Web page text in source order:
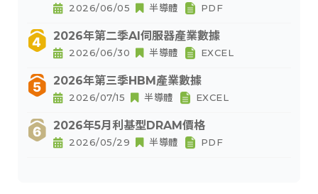
2026/06/05 半導體 PDF
2026年第二季AI伺服器產業數據
2026/06/30 半導體 EXCEL
2026年第三季HBM產業數據
2026/07/15 半導體 EXCEL
2026年5月利基型DRAM價格
2026/05/29 半導體 PDF